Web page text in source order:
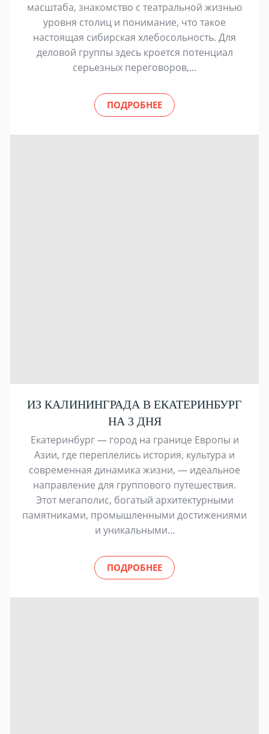
масштаба, знакомство с театральной жизнью
уровня столиц и понимание, что такое
настоящая сибирская хлебосольность. Для
деловой группы здесь кроется потенциал
серьезных переговоров,...
ПОДРОБНЕЕ
ИЗ КАЛИНИНГРАДА В ЕКАТЕРИНБУРГ
НА 3 ДНЯ
Екатеринбург — город на границе Европы и
Азии, где переплелись история, культура и
современная динамика жизни, — идеальное
направление для группового путешествия.
Этот мегаполис, богатый архитектурными
памятниками, промышленными достижениями
и уникальными...
ПОДРОБНЕЕ